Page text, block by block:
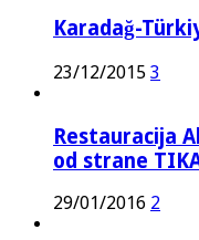
Karadağ-
23/12/2015 3
Restauracija
od strane
29/01/2016 2